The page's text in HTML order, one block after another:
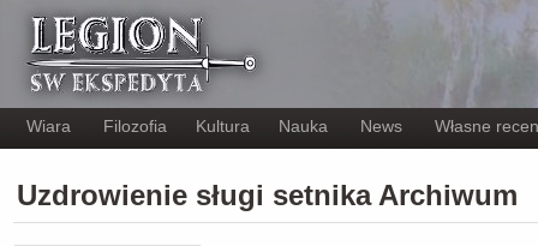
Wiara Filozofia Kultura Nauka News Własne
Uzdrowienie sługi setnika Archiwum